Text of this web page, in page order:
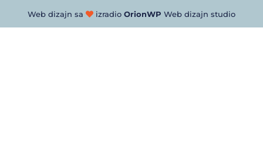
Web dizajn sa izradio OrionWP Web dizajn studio